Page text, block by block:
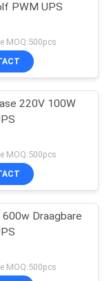
PWM UPS
MOQ:500pcs
220V 100W
MOQ:500pcs
Draagbare
MOQ:500pcs